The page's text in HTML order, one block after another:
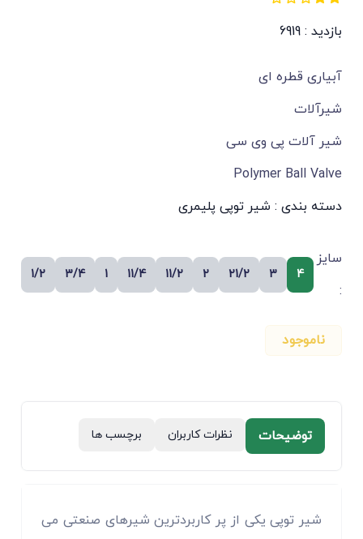
بازدید : 6919
آبیاری قطره ای
شیرآلات
شیر آلات پی وی سی
Polymer Ball Valve
دسته بندی : شیر توپی پلیمری
سایز
:
4
3
21/2
2
11/2
11/4
1
3/4
1/2
ناموجود
توضیحات نظرات کاربران برچسب ها
شیر توپی یکی از پر کاربردترین شیرهای صنعتی می